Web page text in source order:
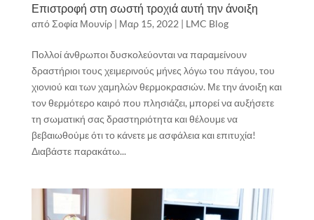
Επιστροφή στη σωστή τροχιά αυτή την άνοιξη
από Σοφία Μουνίρ| Μαρ 15, 2022 | LMC Blog
Πολλοί άνθρωποι δυσκολεύονται να παραμείνουν
δραστήριοι τους χειμερινούς μήνες λόγω του πάγου, του
χιονιού και των χαμηλών θερμοκρασιών. Με την άνοιξη και
τον θερμότερο καιρό που πλησιάζει, μπορεί να αυξήσετε
τη σωματική σας δραστηριότητα και θέλουμε να
βεβαιωθούμε ότι το κάνετε με ασφάλεια και επιτυχία!
Διαβάστε παρακάτω...